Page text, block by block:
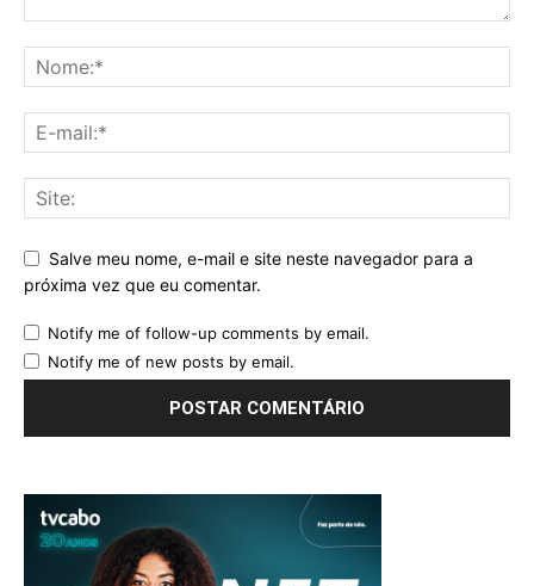
Salve meu nome, e-mail e site neste navegador para a
próxima vez que eu comentar.
Notify me of follow-up comments by email.
Notify me of new posts by email.